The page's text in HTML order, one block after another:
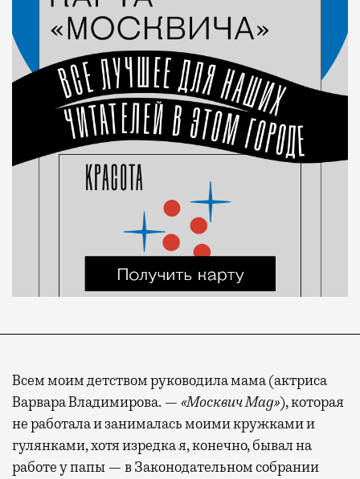
Всем моим детством руководила мама (актриса
Варвара Владимирова. — «Москвич Mag»), которая
не работала и занималась моими кружками и
гулянками, хотя изредка я, конечно, бывал на
работе у папы — в Законодательном собрании